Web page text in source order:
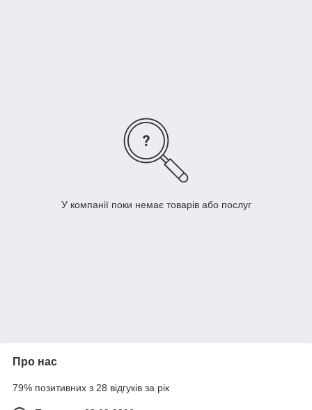
У компанії поки немає товарів або послуг
Про нас
79% позитивних з 28 відгуків за рік